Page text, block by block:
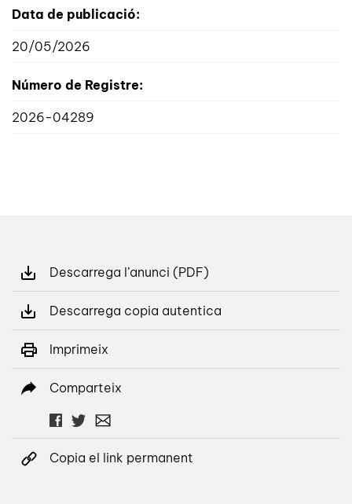
Data de publicació:
20/05/2026
Número de Registre:
2026-04289
Descarrega l’anunci (PDF)
Descarrega copia autentica
Imprimeix
Comparteix
Copia el link permanent